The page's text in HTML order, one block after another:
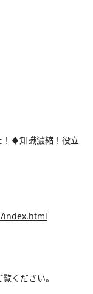
！♦︎知識濃縮！役立
index.html
ください。